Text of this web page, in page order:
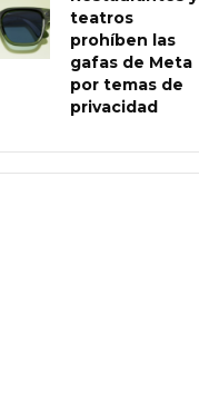
teatros
prohíben las
gafas de Meta
por temas de
privacidad